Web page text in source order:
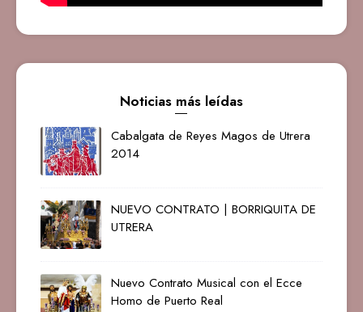
Noticias más leídas
Cabalgata de Reyes Magos de Utrera
2014
NUEVO CONTRATO | BORRIQUITA DE
UTRERA
Nuevo Contrato Musical con el Ecce
Homo de Puerto Real